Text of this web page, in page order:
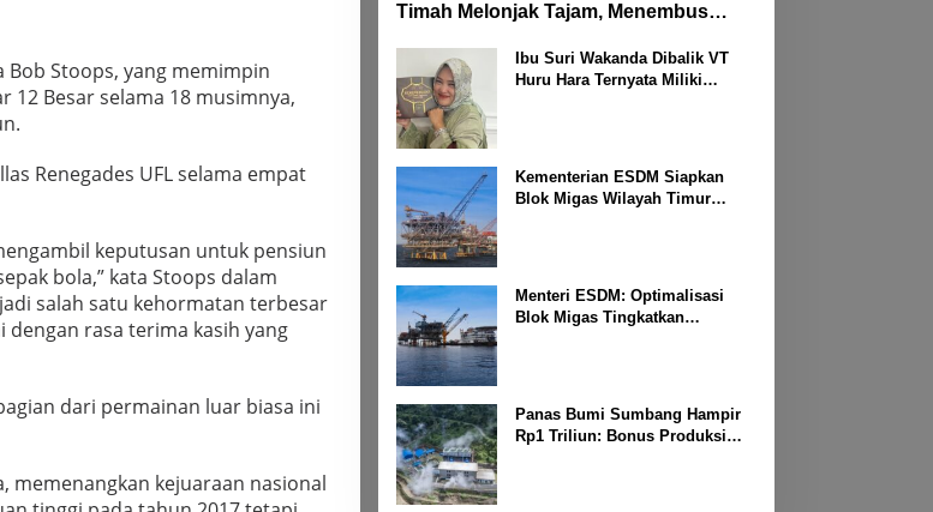
Bob Stoops, yang memimpin
12 Besar selama 18 musimnya,
Renegades UFL selama empat
keputusan untuk pensiun
bola,” kata Stoops dalam
salah satu kehormatan terbesar
rasa terima kasih yang
dari permainan luar biasa ini
memenangkan kejuaraan nasional
Timah Melonjak Tajam, Menembus
Ibu Suri Wakanda Dibalik VT
Huru Hara Ternyata Miliki
Kementerian ESDM Siapkan
Blok Migas Wilayah Timur
Menteri ESDM: Optimalisasi
Blok Migas Tingkatkan
Panas Bumi Sumbang Hampir
Rp1 Triliun: Bonus Produksi